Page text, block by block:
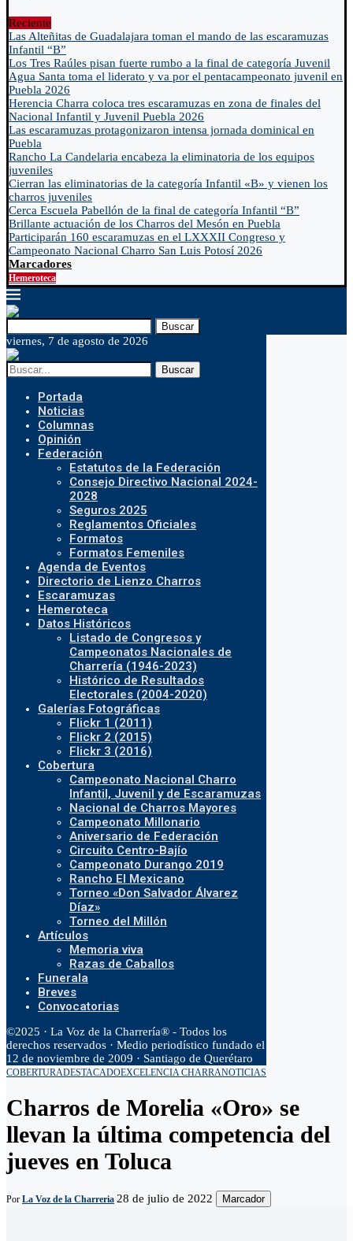
Reciente
Las Alteñitas de Guadalajara toman el mando de las escaramuzas
Infantil “B”
Los Tres Raúles pisan fuerte rumbo a la final de categoría Juvenil
Agua Santa toma el liderato y va por el pentacampeonato juvenil en
Puebla 2026
Herencia Charra coloca tres escaramuzas en zona de finales del
Nacional Infantil y Juvenil Puebla 2026
Las escaramuzas protagonizaron intensa jornada dominical en
Puebla
Rancho La Candelaria encabeza la eliminatoria de los equipos
juveniles
Cierran las eliminatorias de la categoría Infantil «B» y vienen los
charros juveniles
Cerca Escuela Pabellón de la final de categoría Infantil “B”
Brillante actuación de los Charros del Mesón en Puebla
Participarán 160 escaramuzas en el LXXXII Congreso y
Campeonato Nacional Charro San Luis Potosí 2026
Marcadores
Hemeroteca
Buscar
viernes, 7 de agosto de 2026
Buscar
Portada
Noticias
Columnas
Opinión
Federación
Estatutos de la Federación
Consejo Directivo Nacional 2024-
2028
Seguros 2025
Reglamentos Oficiales
Formatos
Formatos Femeniles
Agenda de Eventos
Directorio de Lienzo Charros
Escaramuzas
Hemeroteca
Datos Históricos
Listado de Congresos y
Campeonatos Nacionales de
Charrería (1946-2023)
Histórico de Resultados
Electorales (2004-2020)
Galerías Fotográficas
Flickr 1 (2011)
Flickr 2 (2015)
Flickr 3 (2016)
Cobertura
Campeonato Nacional Charro
Infantil, Juvenil y de Escaramuzas
Nacional de Charros Mayores
Campeonato Millonario
Aniversario de Federación
Circuito Centro-Bajío
Campeonato Durango 2019
Rancho El Mexicano
Torneo «Don Salvador Álvarez
Díaz»
Torneo del Millón
Artículos
Memoria viva
Razas de Caballos
Funerala
Breves
Convocatorias
©2025 · La Voz de la Charrería® - Todos los
derechos reservados · Medio periodístico fundado el
12 de noviembre de 2009 · Santiago de Querétaro
COBERTURADESTACADOEXCELENCIA CHARRANOTICIAS
Charros de Morelia «Oro» se
llevan la última competencia del
jueves en Toluca
Por La Voz de la Charreria 28 de julio de 2022 Marcador